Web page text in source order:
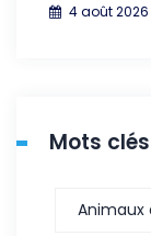
4 août 2026
Mots
Animaux